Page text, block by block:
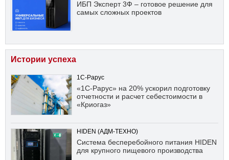
ИБП Эксперт 3Ф – готовое решение для
самых сложных проектов
Истории успеха
1С-Рарус
«1С-Рарус» на 20% ускорил подготовку
отчетности и расчет себестоимости в
«Криогаз»
HIDEN (АДМ-ТЕХНО)
Система бесперебойного питания HIDEN
для крупного пищевого производства